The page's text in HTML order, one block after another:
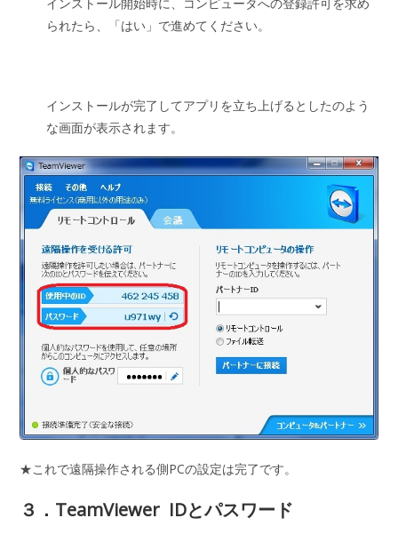
インストール開始時に、コンピュータへの登録許可を求め
られたら、「はい」で進めてください。
インストールが完了してアプリを立ち上げるとしたのよう
な画面が表示されます。
★これで遠隔操作される側PCの設定は完了です。
３．TeamViewer IDとパスワード